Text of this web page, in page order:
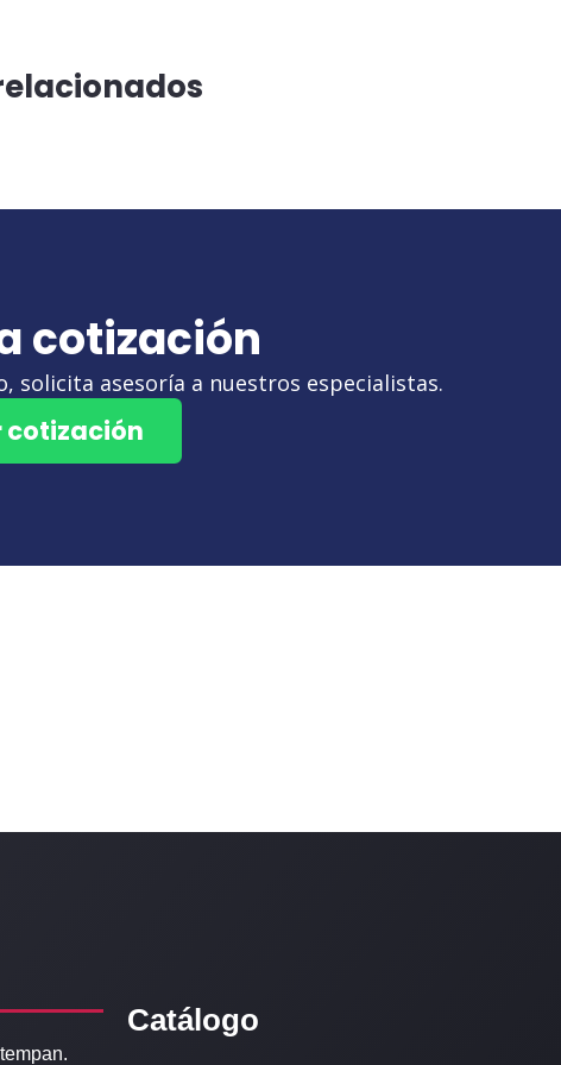
cotización
solicita asesoría a nuestros especialistas.
cotización
Catálogo